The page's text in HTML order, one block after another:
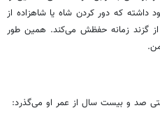
که دور کردن شاه یا شاهزاده از
از گزند زمانه حفظش می‌کند. همین طور
صد و بیست سال از عمر او می‌گذرد: